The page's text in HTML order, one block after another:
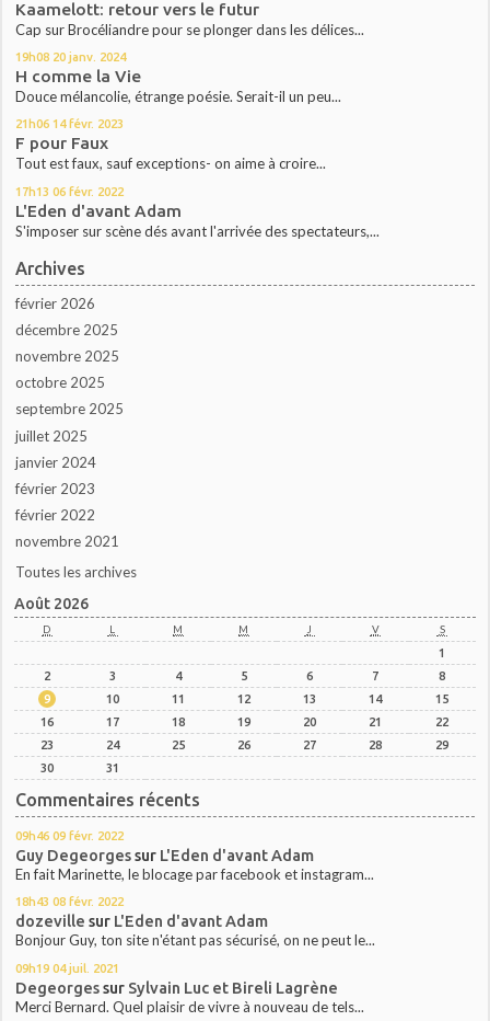
Kaamelott: retour vers le futur
Cap sur Brocéliandre pour se plonger dans les délices...
19h08 20 janv. 2024
H comme la Vie
Douce mélancolie, étrange poésie. Serait-il un peu...
21h06 14 févr. 2023
F pour Faux
Tout est faux, sauf exceptions- on aime à croire...
17h13 06 févr. 2022
L'Eden d'avant Adam
S'imposer sur scène dés avant l'arrivée des spectateurs,...
Archives
février 2026
décembre 2025
novembre 2025
octobre 2025
septembre 2025
juillet 2025
janvier 2024
février 2023
février 2022
novembre 2021
Toutes les archives
Août 2026
D L M M J V S
1
2
3 4 5 6 7
8
9
10 11 12 13 14
15
16
17 18 19 20 21
22
23
24 25 26 27 28
29
30
31
Commentaires récents
09h46 09 févr. 2022
Guy Degeorgessur L'Eden d'avant Adam
En fait Marinette, le blocage par facebook et instagram...
18h43 08 févr. 2022
dozeville sur L'Eden d'avant Adam
Bonjour Guy, ton site n'étant pas sécurisé, on ne peut le...
09h19 04 juil. 2021
Degeorgessur Sylvain Luc et Bireli Lagrène
Merci Bernard. Quel plaisir de vivre à nouveau de tels...